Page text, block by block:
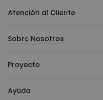
Atención al Cliente
Sobre Nosotros
Proyecto
Ayuda